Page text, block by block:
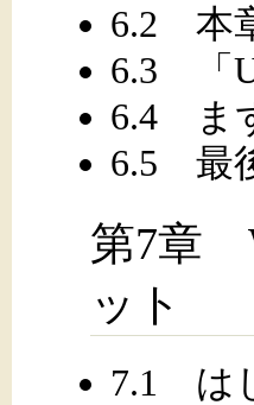
6.2 本
6.3 「
6.4 ま
6.5 最
第7章
ット
7.1 は